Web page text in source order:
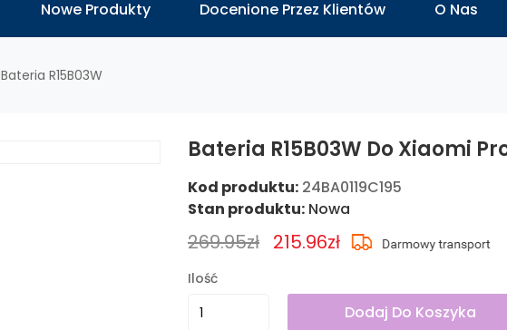
Nowe Produkty Docenione Przez Klientów O Nas
Bateria R15B03W
Bateria R15B03W Do Xiaomi Pro
Kod produktu: 24BA0119C195
Stan produktu: Nowa
269.95zł 215.96zł
Ilość
Dodaj Do Koszyka